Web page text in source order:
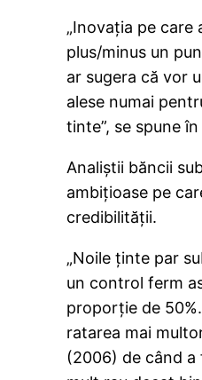
„Inovaţia pe
plus/minus un
ar sugera că vor
alese numai
tinte”, se spune
Analiştii băncii
ambiţioase pe
credibilităţii.
„Noile ţinte par
un control ferm
proporţie de
ratarea mai
(2006) de când